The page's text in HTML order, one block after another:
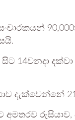
14වනදා
දැක්වෙන්නේ
අමතරව